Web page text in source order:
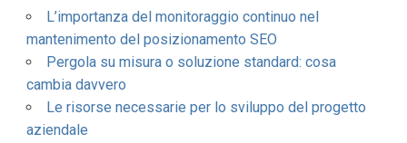
L’importanza del monitoraggio continuo nel
mantenimento del posizionamento SEO
Pergola su misura o soluzione standard: cosa
cambia davvero
Le risorse necessarie per lo sviluppo del progetto
aziendale